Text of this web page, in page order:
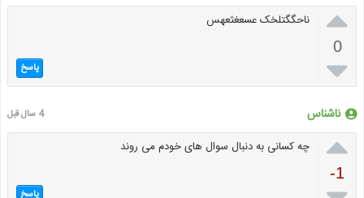

0

ناحگگتلخک عسعغثعهس
پاسخ
ناشناس 4 سال قبل

-1
چه کسانی به دنبال سوال های خودم می روند
پاسخ